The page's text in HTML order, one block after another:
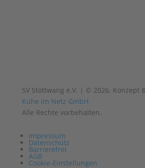
SV Stöttwang e.V. | © 2026. Konzept
Kühe im Netz GmbH
Alle Rechte vorbehalten.
Impressum
Datenschutz
Barrierefrei
AGB
Cookie-Einstellungen